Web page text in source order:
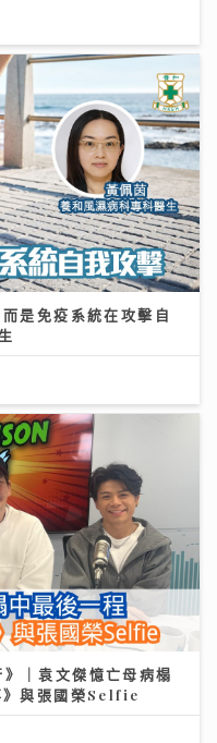
是免疫系統在攻擊自
｜袁文傑憶亡母病榻
》與張國榮Selfie